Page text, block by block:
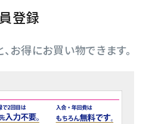
登録
お得にお買い物できます。